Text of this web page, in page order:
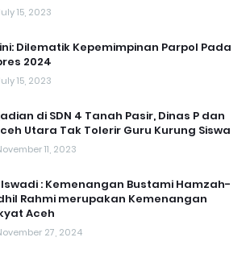
15, 2023
Dilematik Kepemimpinan Parpol Pada
2024
15, 2023
di SDN 4 Tanah Pasir, Dinas P dan
Utara Tak Tolerir Guru Kurung Siswa
11, 2023
Iswadi : Kemenangan Bustami Hamzah-
Rahmi merupakan Kemenangan
Aceh
27, 2024